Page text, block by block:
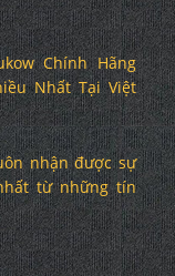
Chính Hãng
Nhất Tại Việt
nhận được sự
từ những tín